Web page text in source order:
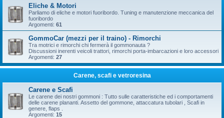
Eliche & Motori
Parliamo di eliche e motori fuoribordo. Tuning e manutenzione meccanica del
fuoribordo
Argomenti: 61
GommoCar (mezzi per il traino) - Rimorchi
Tra motrici e rimorchi chi fermerà il gommonauta ?
Discussioni inerenti veicoli trattori, rimorchi porta-imbarcazioni e loro accessori
Argomenti: 27
Carene, scafi e vetroresina
Carene e Scafi
Le carene dei nostri gommoni : Tutto sulle caratteristiche ed i comportamenti
delle carene plananti. Assetto del gommone, attaccatura tubolari , Scafi in
genere, flaps .
Argomenti: 15